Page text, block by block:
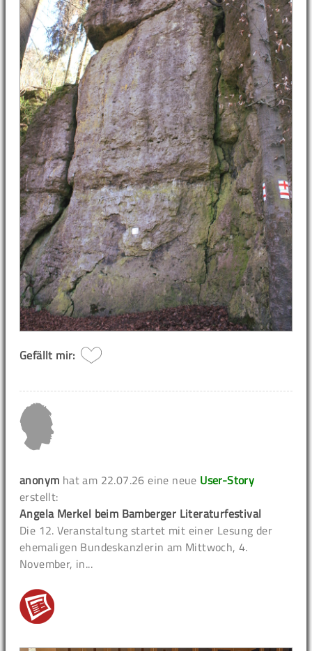
Gefällt mir:
anonym hat am 22.07.26 eine neue User-Story
erstellt:
Angela Merkel beim Bamberger Literaturfestival
Die 12. Veranstaltung startet mit einer Lesung der
ehemaligen Bundeskanzlerin am Mittwoch, 4.
November, in...